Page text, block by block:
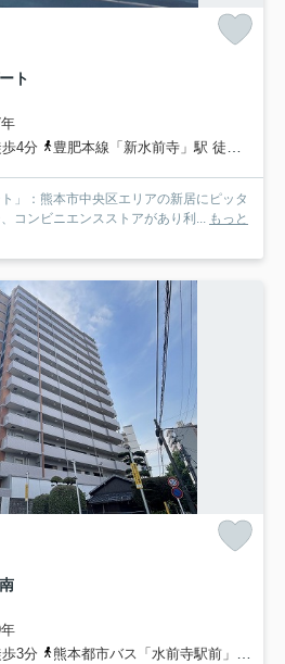
ト
4分
豊肥本線「新水前寺」駅 徒歩5分
」：熊本市中央区エリアの新居にピッタ
コンビニエンスストアがあり利...
もっと
3分
熊本都市バス「水前寺駅前」バス停下車 徒歩1分